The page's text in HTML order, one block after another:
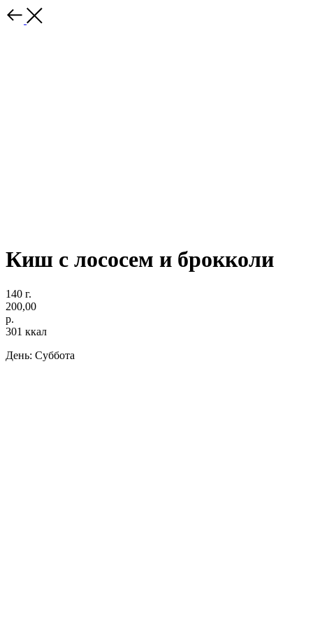
Киш с лососем и брокколи
140 г.
200,00
р.
301 ккал
День: Суббота